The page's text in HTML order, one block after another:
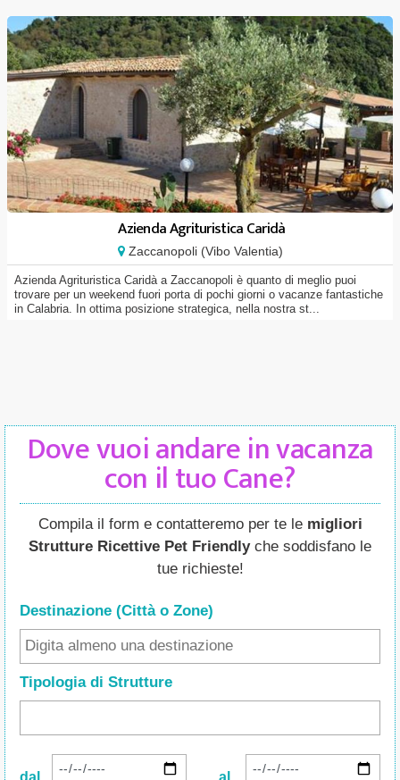
Azienda Agrituristica Caridà
Zaccanopoli (Vibo Valentia)
Azienda Agrituristica Caridà a Zaccanopoli è quanto di meglio puoi
trovare per un weekend fuori porta di pochi giorni o vacanze fantastiche
in Calabria. In ottima posizione strategica, nella nostra st...
Dove vuoi andare in vacanza
con il tuo Cane?
Compila il form e contatteremo per te le migliori
Strutture Ricettive Pet Friendlyche soddisfano le
tue richieste!
Destinazione (Città o Zone)
Tipologia di Strutture
dal al